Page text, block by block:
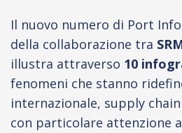
Il nuovo numero di Port
della collaborazione tra
illustra attraverso 10
fenomeni che stanno
internazionale, supply
con particolare attenzione